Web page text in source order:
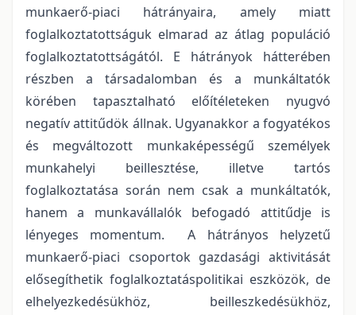
munkaerő-piaci hátrányaira, amely miatt
foglalkoztatottságuk elmarad az átlag populáció
foglalkoztatottságától. E hátrányok hátterében
részben a társadalomban és a munkáltatók
körében tapasztalható előítéleteken nyugvó
negatív attitűdök állnak. Ugyanakkor a fogyatékos
és megváltozott munkaképességű személyek
munkahelyi beillesztése, illetve tartós
foglalkoztatása során nem csak a munkáltatók,
hanem a munkavállalók befogadó attitűdje is
lényeges momentum. A hátrányos helyzetű
munkaerő-piaci csoportok gazdasági aktivitását
elősegíthetik foglalkoztatáspolitikai eszközök, de
elhelyezkedésükhöz, beilleszkedésükhöz,